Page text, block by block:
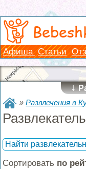
Афиша Статьи
↓
»Развлечения в
Найти
Сортировать по